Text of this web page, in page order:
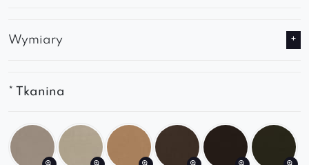
Miękkie siedzisko i ergonomiczne podparcie
Wysokiej jakości tapicerka jest przyjemna w
Solidna i trwała konstrukcja zapewnia
długowieczność mebla
Wymiary
* Tkanina